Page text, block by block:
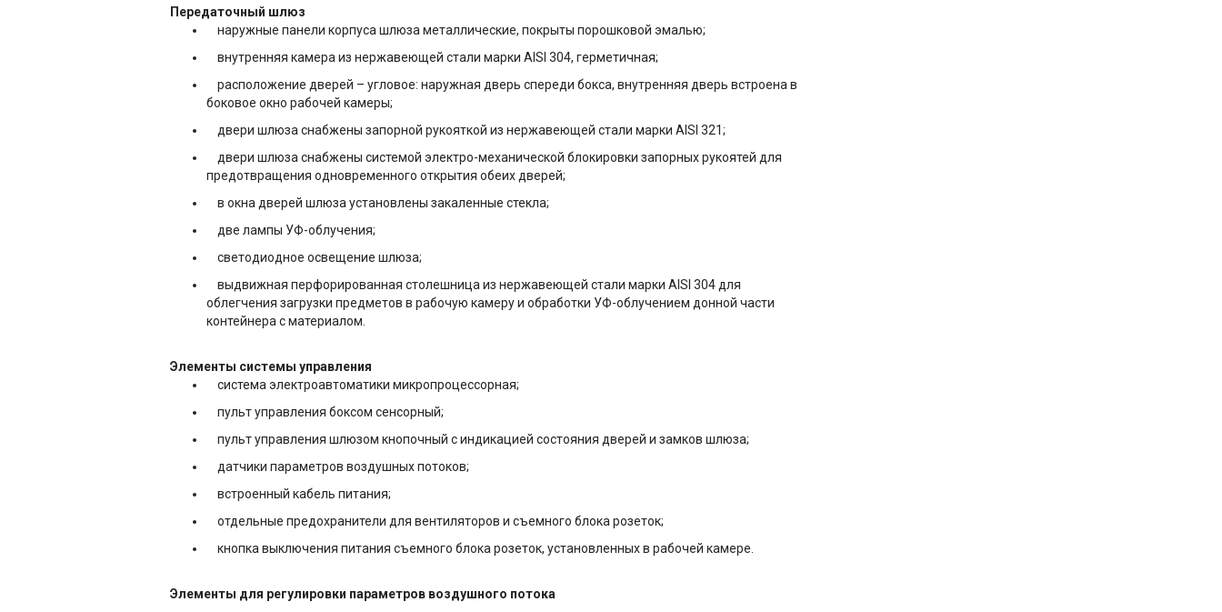
Передаточный шлюз
наружные панели корпуса шлюза металлические, покрыты порошковой эмалью;
внутренняя камера из нержавеющей стали марки AISI 304, герметичная;
расположение дверей – угловое: наружная дверь спереди бокса, внутренняя дверь встроена в
боковое окно рабочей камеры;
двери шлюза снабжены запорной рукояткой из нержавеющей стали марки AISI 321;
двери шлюза снабжены системой электро-механической блокировки запорных рукоятей для
предотвращения одновременного открытия обеих дверей;
в окна дверей шлюза установлены закаленные стекла;
две лампы УФ-облучения;
светодиодное освещение шлюза;
выдвижная перфорированная столешница из нержавеющей стали марки AISI 304 для
облегчения загрузки предметов в рабочую камеру и обработки УФ-облучением донной части
контейнера с материалом.
Элементы системы управления
система электроавтоматики микропроцессорная;
пульт управления боксом сенсорный;
пульт управления шлюзом кнопочный с индикацией состояния дверей и замков шлюза;
датчики параметров воздушных потоков;
встроенный кабель питания;
отдельные предохранители для вентиляторов и съемного блока розеток;
кнопка выключения питания съемного блока розеток, установленных в рабочей камере.
Элементы для регулировки параметров воздушного потока